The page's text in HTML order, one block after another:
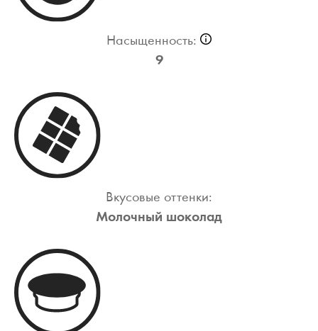
Насыщенность:
9
Вкусовые оттенки:
Молочный шоколад